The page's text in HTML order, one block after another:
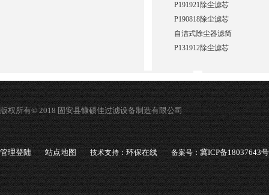
P191921除尘滤芯
P190818除尘滤芯
自洁式除尘器滤筒
P131912除尘滤芯
版权所有© 2018 固安县慷硕佳过滤设备制造有限公司
管理登陆 站点地图 技术支持：环保在线 备案号：冀ICP备18037643